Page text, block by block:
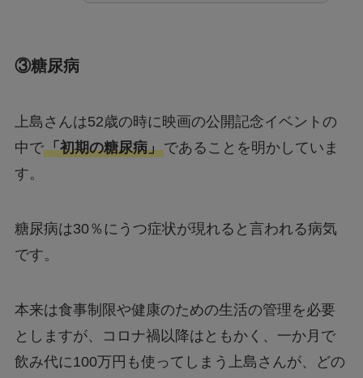
③糖尿病
上島さんは52歳の時に映画の公開記念イベントの
中で「初期の糖尿病」であることを明かしていま
す。
糖尿病は30％にうつ症状が現れると言われる病気
です。
本来は食事制限や健康のための生活の管理を必要
としますが、コロナ禍以降はともかく、一か月で
飲み代に100万円も使ってしまう上島さんが、どの